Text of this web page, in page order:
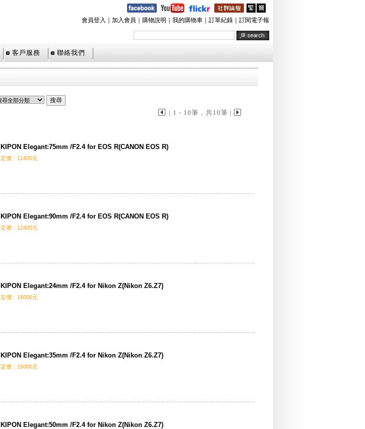
會員登入 加入會員 購物說明 我的購物車 訂單紀錄 訂閱電子報
客戶服務
聯絡我們
| 1 - 10筆，共10筆 |
KIPON Elegant:75mm /F2.4 for EOS R(CANON EOS R)
定價﹕11400元
KIPON Elegant:90mm /F2.4 for EOS R(CANON EOS R)
定價﹕12400元
KIPON Elegant:24mm /F2.4 for Nikon Z(Nikon Z6.Z7)
定價﹕16000元
KIPON Elegant:35mm /F2.4 for Nikon Z(Nikon Z6.Z7)
定價﹕15000元
KIPON Elegant:50mm /F2.4 for Nikon Z(Nikon Z6.Z7)